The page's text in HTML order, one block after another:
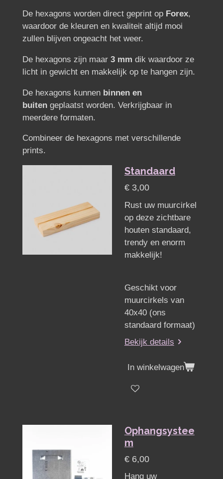
De hexagons worden direct geprint op Forex,
waardoor de kleuren en kwaliteit altijd mooi
zullen blijven ongeacht het weer.
De hexagons zijn maar 3 mm dik waardoor ze
licht in gewicht en makkelijk op te hangen zijn.
De hexagons kunnen binnen en
buitengeplaatst worden. Verkrijgbaar in
meerdere formaten.
Combineer de hexagons met verschillende
prints.
Standaard
€ 3,00
Rust uw muurcirkel
op deze zichtbare
houten standaard,
trendy en enorm
makkelijk!
Geschikt voor
muurcirkels van
40x40 (ons
standaard formaat)
Bekijk details
In winkelwagen
Ophangsystee
m
€ 6,00
Hang uw